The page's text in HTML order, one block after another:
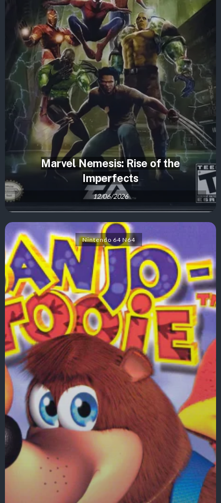
Marvel Nemesis: Rise of the
Imperfects
12/06/2026
Nintendo 64 N64